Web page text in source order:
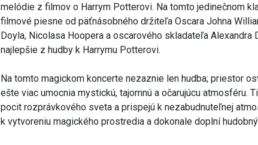
melódie z filmov o Harrym Potterovi. Na tomto jedinečnom
filmové piesne od päťnásobného držiteľa Oscara Johna
Doyla, Nicolasa Hoopera a oscarového skladateľa Alexandra
najlepšie z hudby k Harrymu Potterovi.
Na tomto magickom koncerte nezaznie len hudba; priestor
ešte viac umocnia mystickú, tajomnú a očarujúcu atmosféru.
pocit rozprávkového sveta a prispejú k nezabudnuteľnej
k vytvoreniu magického prostredia a dokonale doplní